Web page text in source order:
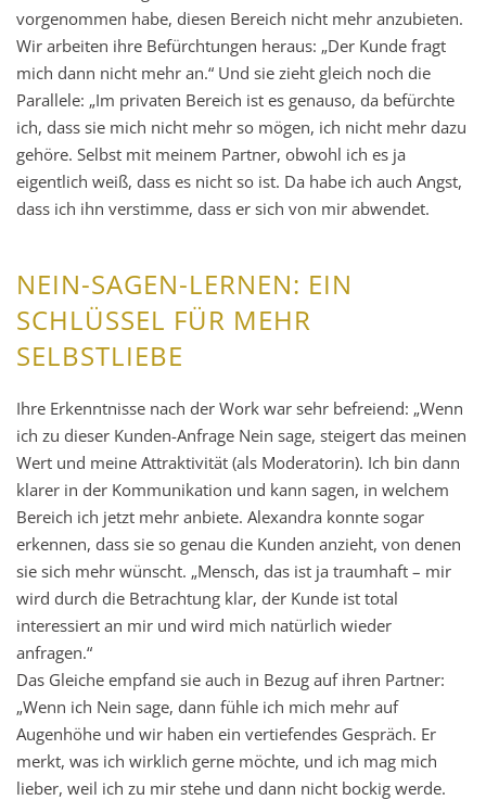
vorgenommen habe, diesen Bereich nicht mehr anzubieten.
Wir arbeiten ihre Befürchtungen heraus: „Der Kunde fragt
mich dann nicht mehr an.“ Und sie zieht gleich noch die
Parallele: „Im privaten Bereich ist es genauso, da befürchte
ich, dass sie mich nicht mehr so mögen, ich nicht mehr dazu
gehöre. Selbst mit meinem Partner, obwohl ich es ja
eigentlich weiß, dass es nicht so ist. Da habe ich auch Angst,
dass ich ihn verstimme, dass er sich von mir abwendet.
NEIN-SAGEN-LERNEN: EIN
SCHLÜSSEL FÜR MEHR
SELBSTLIEBE
Ihre Erkenntnisse nach der Work war sehr befreiend: „Wenn
ich zu dieser Kunden-Anfrage Nein sage, steigert das meinen
Wert und meine Attraktivität (als Moderatorin). Ich bin dann
klarer in der Kommunikation und kann sagen, in welchem
Bereich ich jetzt mehr anbiete. Alexandra konnte sogar
erkennen, dass sie so genau die Kunden anzieht, von denen
sie sich mehr wünscht. „Mensch, das ist ja traumhaft – mir
wird durch die Betrachtung klar, der Kunde ist total
interessiert an mir und wird mich natürlich wieder
anfragen.“
Das Gleiche empfand sie auch in Bezug auf ihren Partner:
„Wenn ich Nein sage, dann fühle ich mich mehr auf
Augenhöhe und wir haben ein vertiefendes Gespräch. Er
merkt, was ich wirklich gerne möchte, und ich mag mich
lieber, weil ich zu mir stehe und dann nicht bockig werde.